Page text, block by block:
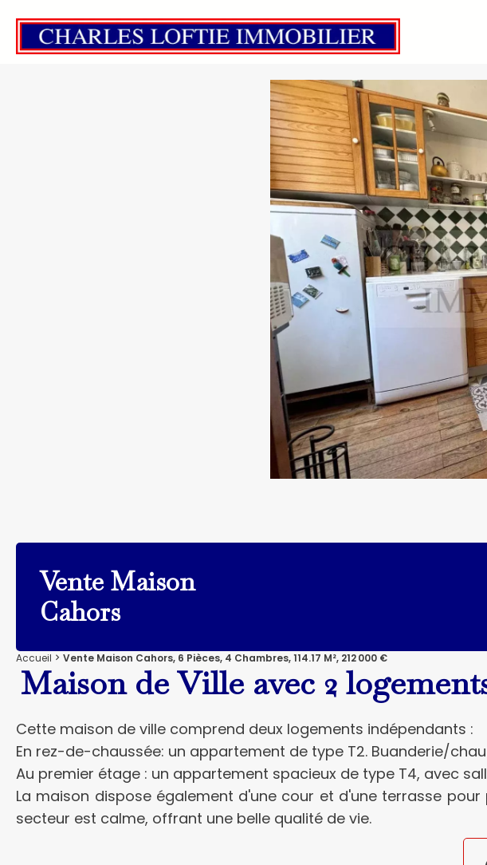
Vente Maison
Cahors
Accueil Vente Maison Cahors, 6 Pièces, 4 Chambres, 114.17 M², 212 000 €
Maison de Ville avec 2
Cette maison de ville comprend deux logements indépendants :
En rez-de-chaussée: un appartement de type T2. Buanderie/
Au premier étage : un appartement spacieux de type T4, avec
La maison dispose également d'une cour et d'une terrasse
secteur est calme, offrant une belle qualité de vie.